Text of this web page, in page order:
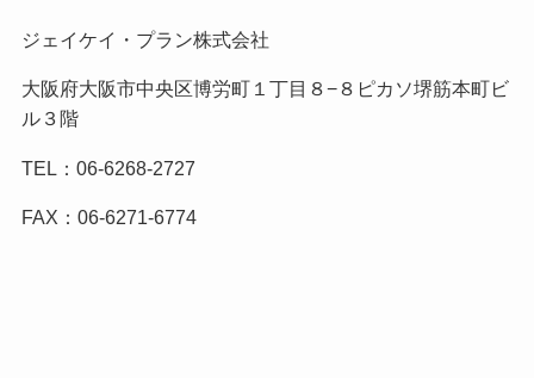
ジェイケイ・プラン株式会社
大阪府大阪市中央区博労町１丁目８−８ピカソ堺筋本町ビ
ル３階
TEL：06-6268-2727
FAX：06-6271-6774